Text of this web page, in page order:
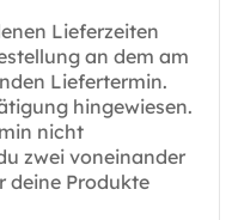
Lieferzeiten
an dem am
Liefertermin.
hingewiesen.
nicht
zwei voneinander
deine Produkte